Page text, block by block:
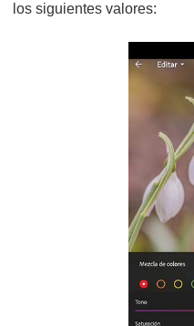
los siguientes valores: